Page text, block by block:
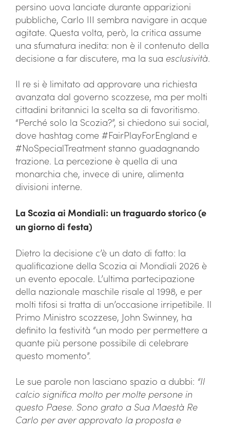
persino uova lanciate durante apparizioni
pubbliche, Carlo III sembra navigare in acque
agitate. Questa volta, però, la critica assume
una sfumatura inedita: non è il contenuto della
decisione a far discutere, ma la sua esclusività.
Il re si è limitato ad approvare una richiesta
avanzata dal governo scozzese, ma per molti
cittadini britannici la scelta sa di favoritismo.
“Perché solo la Scozia?”, si chiedono sui social,
dove hashtag come #FairPlayForEngland e
#NoSpecialTreatment stanno guadagnando
trazione. La percezione è quella di una
monarchia che, invece di unire, alimenta
divisioni interne.
La Scozia ai Mondiali: un traguardo storico (e
un giorno di festa)
Dietro la decisione c’è un dato di fatto: la
qualificazione della Scozia ai Mondiali 2026 è
un evento epocale. L’ultima partecipazione
della nazionale maschile risale al 1998, e per
molti tifosi si tratta di un’occasione irripetibile. Il
Primo Ministro scozzese, John Swinney, ha
definito la festività “un modo per permettere a
quante più persone possibile di celebrare
questo momento”.
Le sue parole non lasciano spazio a dubbi: “Il
calcio significa molto per molte persone in
questo Paese. Sono grato a Sua Maestà Re
Carlo per aver approvato la proposta e